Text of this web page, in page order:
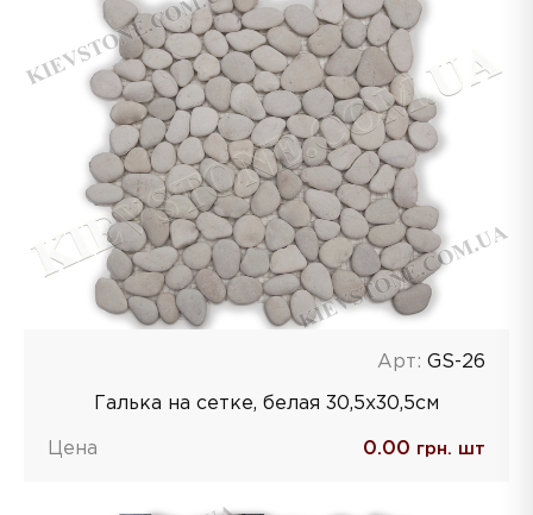
Арт: GS-26
Галька на сетке, белая 30,5х30,5см
Цена 0.00 грн. шт